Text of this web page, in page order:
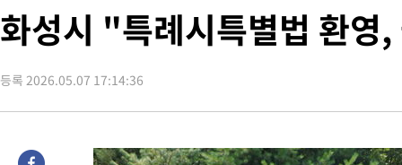
-30839초 전 >[속보]'압수수색·성접대 논란' 축구협회 "실망과 걱정 안겨드
-12586초 전 >[속보]뉴욕증시 상승 마감…S&P 0.6% 나스닥 1.3%↑
화성시 "특례시특별법 환영
등록 2026.05.07 17:14:36